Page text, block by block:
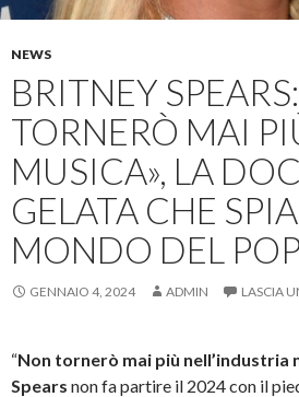
NEWS
BRITNEY
TORNERÒ MAI
MUSICA», LA
GELATA CHE
MONDO DEL POP
GENNAIO 4, 2024 ADMIN LASCIA
“Non tornerò mai più nell’industria
Spears non fa partire il 2024 con il